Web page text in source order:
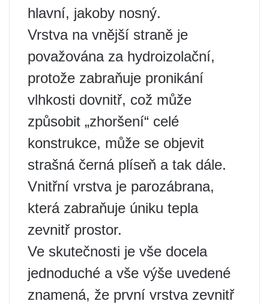
hlavní, jakoby nosný.
Vrstva na vnější straně je
považována za hydroizolační,
protože zabraňuje pronikání
vlhkosti dovnitř, což může
způsobit „zhoršení“ celé
konstrukce, může se objevit
strašná černá plíseň a tak dále.
Vnitřní vrstva je parozábrana,
která zabraňuje úniku tepla
zevnitř prostor.
Ve skutečnosti je vše docela
jednoduché a vše výše uvedené
znamená, že první vrstva zevnitř